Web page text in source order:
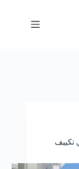
رقم فني تكييف